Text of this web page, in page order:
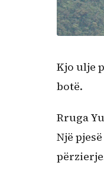
Kjo ulje
botë.
Rruga
Një